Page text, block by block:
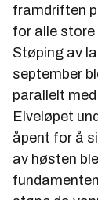
framdriften
for alle store
Støping av
september
parallelt
Elveløpet
åpent for å
av høsten